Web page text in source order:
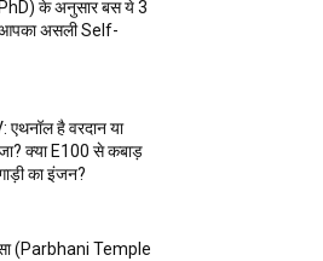
के अनुसार बस ये 3
आपका असली Self-
है वरदान या
क्या E100 से कबाड़
का इंजन?
(Parbhani Temple